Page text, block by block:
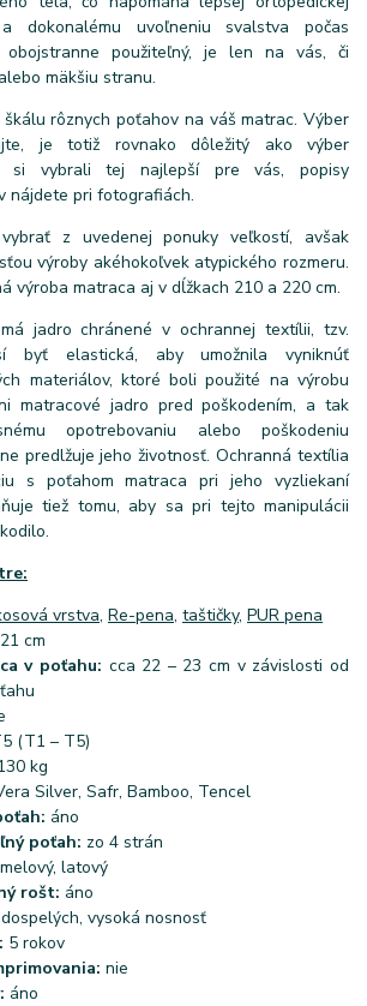
dokonalému uvoľneniu svalstva počas
použiteľný, je len na vás, či
mäkšiu stranu.
rôznych poťahov na váš matrac. Výber
je totiž rovnako dôležitý ako výber
si vybrali tej najlepší pre vás, popisy
nájdete pri fotografiách.
z uvedenej ponuky veľkostí, avšak
výroby akéhokoľvek atypického rozmeru.
výroba matraca aj v dĺžkach 210 a 220 cm.
jadro chránené v ochrannej textílii, tzv.
byť elastická, aby umožnila vyniknúť
materiálov, ktoré boli použité na výrobu
matracové jadro pred poškodením, a tak
opotrebovaniu alebo poškodeniu
predlžuje jeho životnosť. Ochranná textília
s poťahom matraca pri jeho vyzliekaní
tiež tomu, aby sa pri tejto manipulácii
vrstva, Re-pena, taštičky, PUR pena
21 cm
v poťahu: cca 22 – 23 cm v závislosti od
(T1 – T5)
kg
Silver, Safr, Bamboo, Tencel
áno
poťah: zo 4 strán
latový
rošt: áno
vysoká nosnosť
5 rokov
nie
áno